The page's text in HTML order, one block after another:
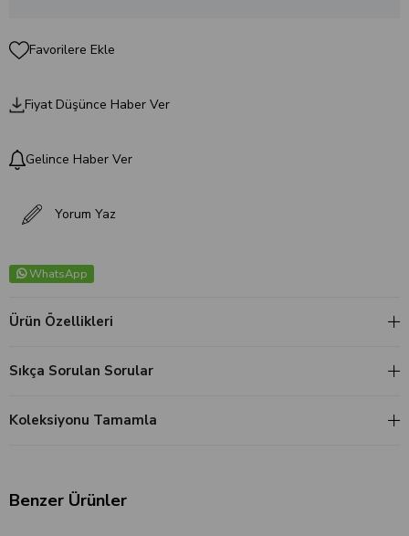
Favorilere Ekle
Fiyat Düşünce Haber Ver
Gelince Haber Ver
Yorum Yaz
WhatsApp
Ürün Özellikleri
Sıkça Sorulan Sorular
Koleksiyonu Tamamla
Benzer Ürünler